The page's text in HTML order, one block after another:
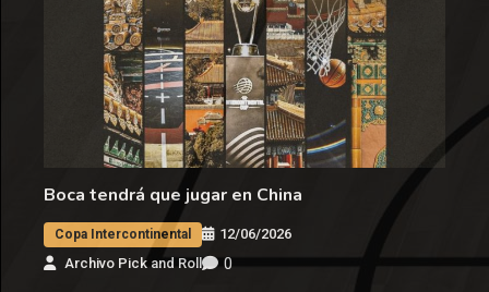
Boca tendrá que jugar en China
Copa Intercontinental
12/06/2026
Archivo Pick and Roll
0